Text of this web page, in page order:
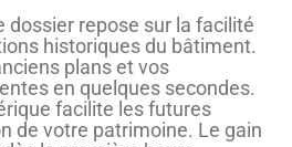
dossier repose sur la facilité
historiques du bâtiment.
plans et vos
en quelques secondes.
facilite les futures
de votre patrimoine. Le gain